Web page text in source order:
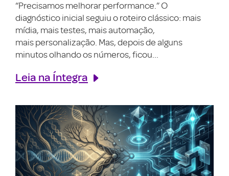
“Precisamos melhorar performance.” O
diagnóstico inicial seguiu o roteiro clássico: mais
mídia, mais testes, mais automação,
mais personalização. Mas, depois de alguns
minutos olhando os números, ficou...
Leia na Íntegra